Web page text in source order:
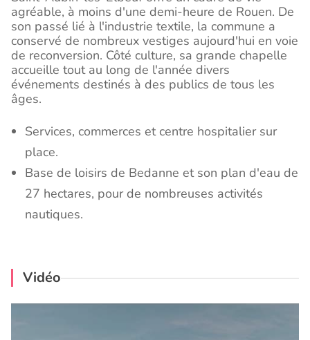
agréable, à moins d'une demi-heure de Rouen. De
son passé lié à l'industrie textile, la commune a
conservé de nombreux vestiges aujourd'hui en voie
de reconversion. Côté culture, sa grande chapelle
accueille tout au long de l'année divers
événements destinés à des publics de tous les
âges.
Services, commerces et centre hospitalier sur
place.
Base de loisirs de Bedanne et son plan d'eau de
27 hectares, pour de nombreuses activités
nautiques.
Vidéo